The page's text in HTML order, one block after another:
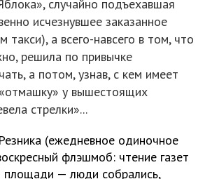
случайно подъехавшая
исчезнувшее заказанное
такси), а всего-навсего в том, что
решила по привычке
а потом, узнав, с кем имеет
у вышестоящих
стрелки»...
(ежедневное одиночное
флэшмоб: чтение газет
площади — люди собрались,